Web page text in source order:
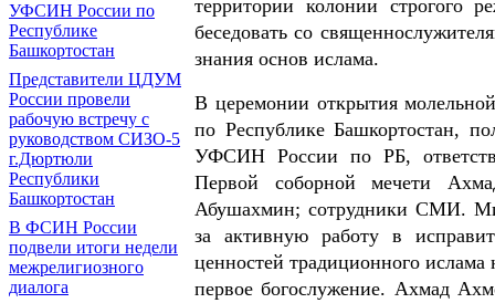
УФСИН России по
Республике
Башкортостан
Представители ЦДУМ
России провели
рабочую встречу с
руководством СИЗО-5
г.Дюртюли
Республики
Башкортостан
В ФСИН России
подвели итоги недели
межрелигиозного
диалога
территории колонии строгого
беседовать со
знания основ ислама.
В церемонии открытия
по Республике Башкортостан,
УФСИН России по РБ,
Первой соборной мечети
Абушахмин; сотрудники СМИ.
за активную работу в
ценностей традиционного
первое богослужение. Ахмад